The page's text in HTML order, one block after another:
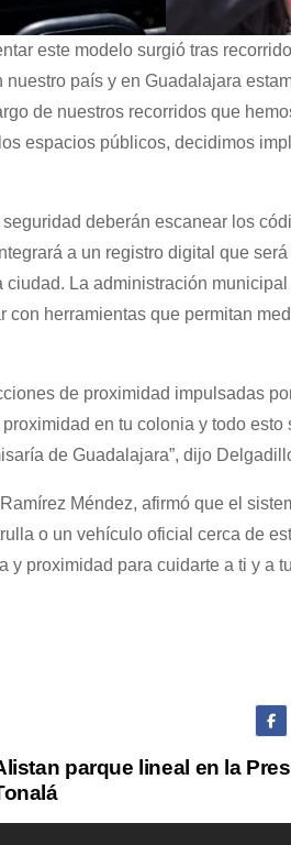
este modelo surgió tras
país y en Guadalajara
de nuestros recorridos que
espacios públicos, decidimos
deberán escanear los
a un registro digital que
La administración
herramientas que permitan
de proximidad impulsadas
en tu colonia y todo esto
de Guadalajara”, dijo
Méndez, afirmó que el
o un vehículo oficial cerca de
proximidad para cuidarte a ti y a
parque lineal en la